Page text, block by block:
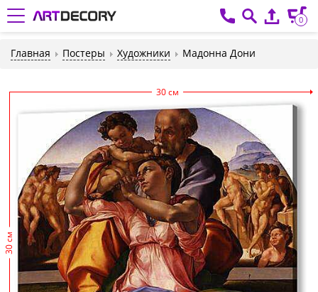
0
Главная Постеры Художники Мадонна Дони
30 см
30 см